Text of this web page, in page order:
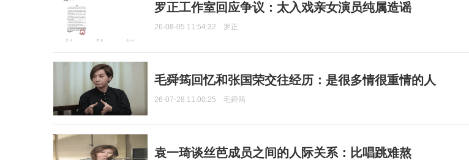
罗正工作室回应争议：太入戏亲女演员纯属造谣
26-08-05 11:54:32 罗正
毛舜筠回忆和张国荣交往经历：是很多情很重情的人
26-07-28 11:00:25 毛舜筠
袁一琦谈丝芭成员之间的人际关系：比唱跳难熬